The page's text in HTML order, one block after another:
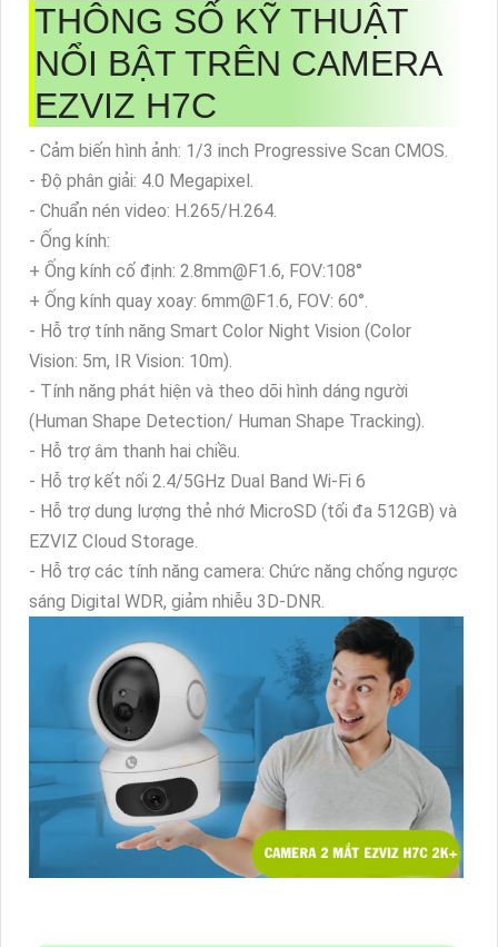
THÔNG SỐ KỸ THUẬT
NỔI BẬT TRÊN CAMERA
EZVIZ H7C
- Cảm biến hình ảnh: 1/3 inch Progressive Scan CMOS.
- Độ phân giải: 4.0 Megapixel.
- Chuẩn nén video: H.265/H.264.
- Ống kính:
+ Ống kính cố định: 2.8mm@F1.6, FOV:108°
+ Ống kính quay xoay: 6mm@F1.6, FOV: 60°.
- Hỗ trợ tính năng Smart Color Night Vision (Color
Vision: 5m, IR Vision: 10m).
- Tính năng phát hiện và theo dõi hình dáng người
(Human Shape Detection/ Human Shape Tracking).
- Hỗ trợ âm thanh hai chiều.
- Hỗ trợ kết nối 2.4/5GHz Dual Band Wi-Fi 6
- Hỗ trợ dung lượng thẻ nhớ MicroSD (tối đa 512GB) và
EZVIZ Cloud Storage.
- Hỗ trợ các tính năng camera: Chức năng chống ngược
sáng Digital WDR, giảm nhiễu 3D-DNR.